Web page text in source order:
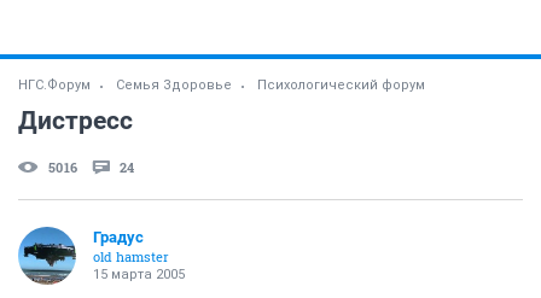
НГС.Форум Семья Здоровье Психологический форум
Дистресс
5016 24
Градус
old hamster
15 марта 2005